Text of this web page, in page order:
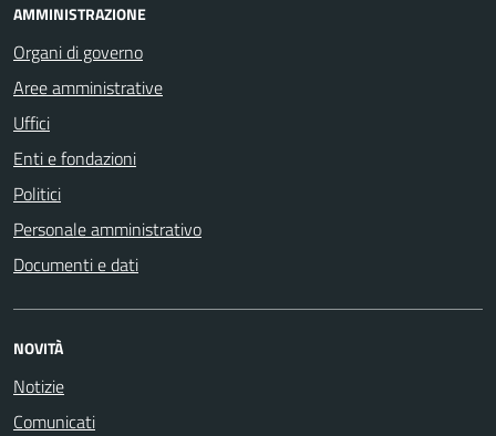
AMMINISTRAZIONE
Organi di governo
Aree amministrative
Uffici
Enti e fondazioni
Politici
Personale amministrativo
Documenti e dati
NOVITÀ
Notizie
Comunicati